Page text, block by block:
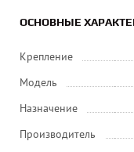
ОСНОВНЫЕ
Крепление
Модель
Назначение
Производитель